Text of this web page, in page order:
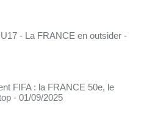
- La FRANCE en outsider -
FIFA : la FRANCE 50e, le
- 01/09/2025